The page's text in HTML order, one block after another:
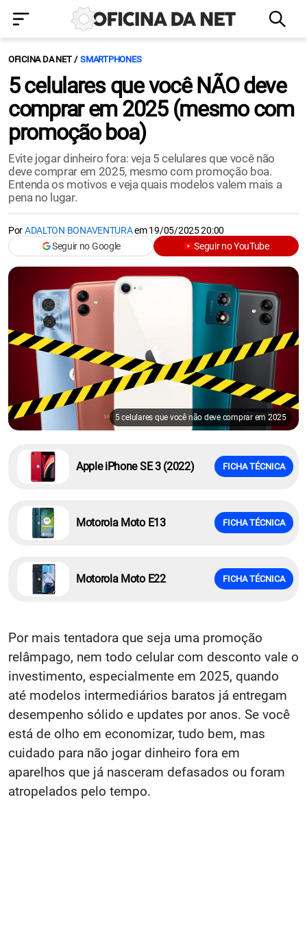
OFICINA DA NET SMARTPHONES
5 celulares que você NÃO deve
comprar em 2025 (mesmo com
promoção boa)
Evite jogar dinheiro fora: veja 5 celulares que você não
deve comprar em 2025, mesmo com promoção boa.
Entenda os motivos e veja quais modelos valem mais a
pena no lugar.
PorADALTON BONAVENTURAem19/05/2025 20:00
Seguir no Google
Seguir no YouTube
5 celulares que você não deve comprar em 2025
Apple iPhone SE 3 (2022) FICHA TÉCNICA
Motorola Moto E13 FICHA TÉCNICA
Motorola Moto E22 FICHA TÉCNICA
Por mais tentadora que seja uma promoção
relâmpago, nem todo celular com desconto vale o
investimento, especialmente em 2025, quando
até modelos intermediários baratos já entregam
desempenho sólido e updates por anos. Se você
está de olho em economizar, tudo bem, mas
cuidado para não jogar dinheiro fora em
aparelhos que já nasceram defasados ou foram
atropelados pelo tempo.